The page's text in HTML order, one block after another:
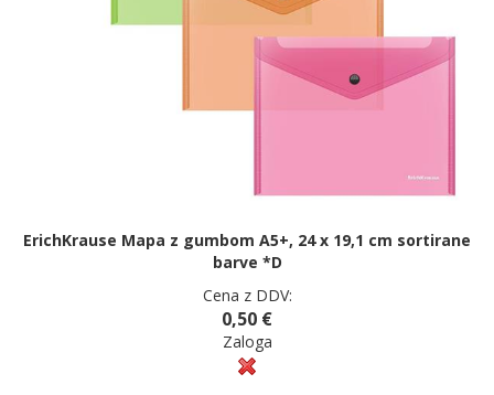
ErichKrause Mapa z gumbom A5+, 24 x 19,1 cm sortirane
barve *D
Cena z DDV:
0,50 €
Zaloga